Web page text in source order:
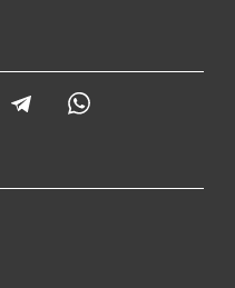
Telegram